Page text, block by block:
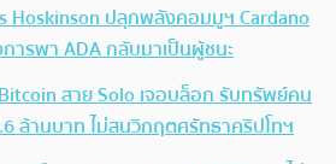
Hoskinson ปลุกพลังคอมมูฯ Cardano
ารพา ADA กลับมาเป็นผู้ชนะ
สาย Solo เจอบล็อก รับทรัพย์คน
ล้านบาท ไม่สนวิกฤตศรัทธาคริปโทฯ